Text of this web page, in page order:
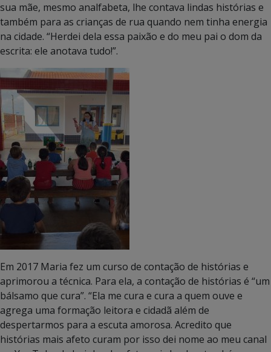
sua mãe, mesmo analfabeta, lhe contava lindas histórias e
também para as crianças de rua quando nem tinha energia
na cidade. “Herdei dela essa paixão e do meu pai o dom da
escrita: ele anotava tudo!”.
Em 2017 Maria fez um curso de contação de histórias e
aprimorou a técnica. Para ela, a contação de histórias é “um
bálsamo que cura”. “Ela me cura e cura a quem ouve e
agrega uma formação leitora e cidadã além de
despertarmos para a escuta amorosa. Acredito que
histórias mais afeto curam por isso dei nome ao meu canal